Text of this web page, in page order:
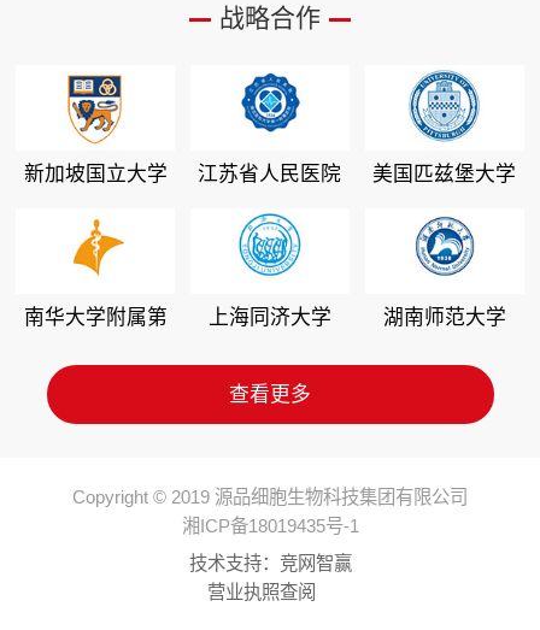
战略合作
新加坡国立大学 江苏省人民医院 美国匹兹堡大学
南华大学附属第
上海同济大学 湖南师范大学
查看更多
Copyright © 2019 源品细胞生物科技集团有限公司
湘ICP备18019435号-1
技术支持： 竞网智赢
营业执照查阅